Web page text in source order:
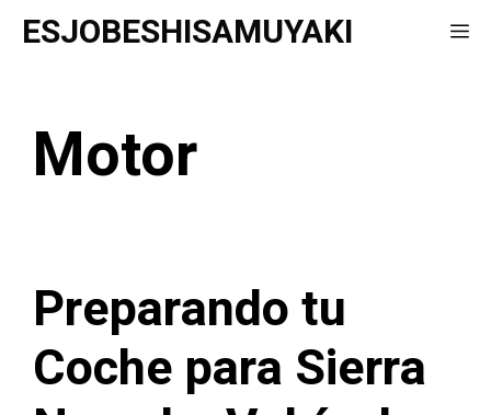
Saltar
ESJOBESHISAMUYAKI
Motor
Preparando tu
Coche para Sierra